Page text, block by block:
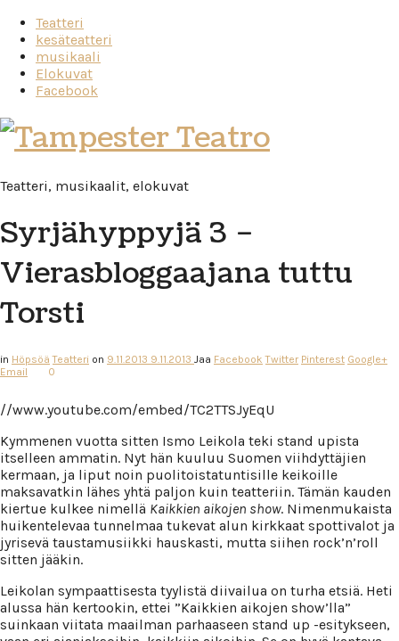
Teatteri
kesäteatteri
musikaali
Elokuvat
Facebook
Tampester
Teatro
Teatteri, musikaalit, elokuvat
Syrjähyppyjä 3 –
Vierasbloggaajana tuttu
Torsti
in Höpsöä Teatteri on 9.11.2013 9.11.2013 Jaa Facebook Twitter Pinterest Google+
Email
0
//www.youtube.com/embed/TC2TTSJyEqU
Kymmenen vuotta sitten Ismo Leikola teki stand upista
itselleen ammatin. Nyt hän kuuluu Suomen viihdyttäjien
kermaan, ja liput noin puolitoistatuntisille keikoille
maksavatkin lähes yhtä paljon kuin teatteriin. Tämän kauden
kiertue kulkee nimellä Kaikkien aikojen show. Nimenmukaista
huikentelevaa tunnelmaa tukevat alun kirkkaat spottivalot ja
jyrisevä taustamusiikki hauskasti, mutta siihen rock’n’roll
sitten jääkin.
Leikolan sympaattisesta tyylistä diivailua on turha etsiä. Heti
alussa hän kertookin, ettei ”Kaikkien aikojen show’lla”
suinkaan viitata maailman parhaaseen stand up -esitykseen,